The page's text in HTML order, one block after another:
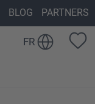
BLOG PARTNERS
FR